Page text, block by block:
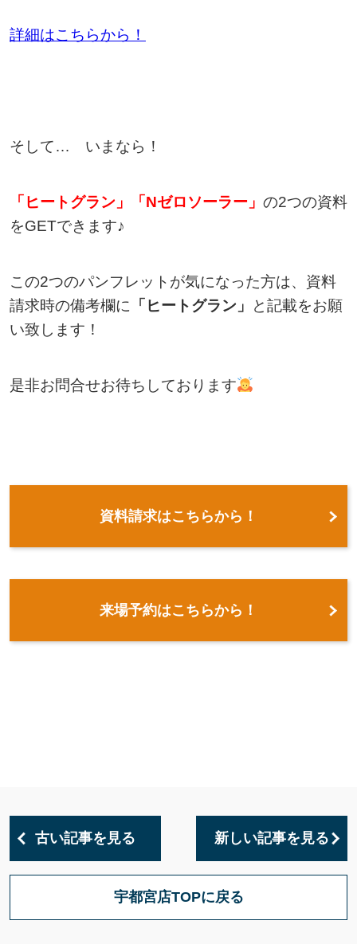
詳細はこちらから！
そして… いまなら！
「ヒートグラン」「 Nゼロソーラー」 の2つの資料
をGETできます♪
この2つのパンフレットが気になった方は、資料
請求時の備考欄に 「ヒートグラン」
と記載をお願
い致します！
是非お問合せお待ちしております
資料請求はこちらから！
来場予約はこちらから！
古い記事を見る 新しい記事を見る
宇都宮店TOPに戻る